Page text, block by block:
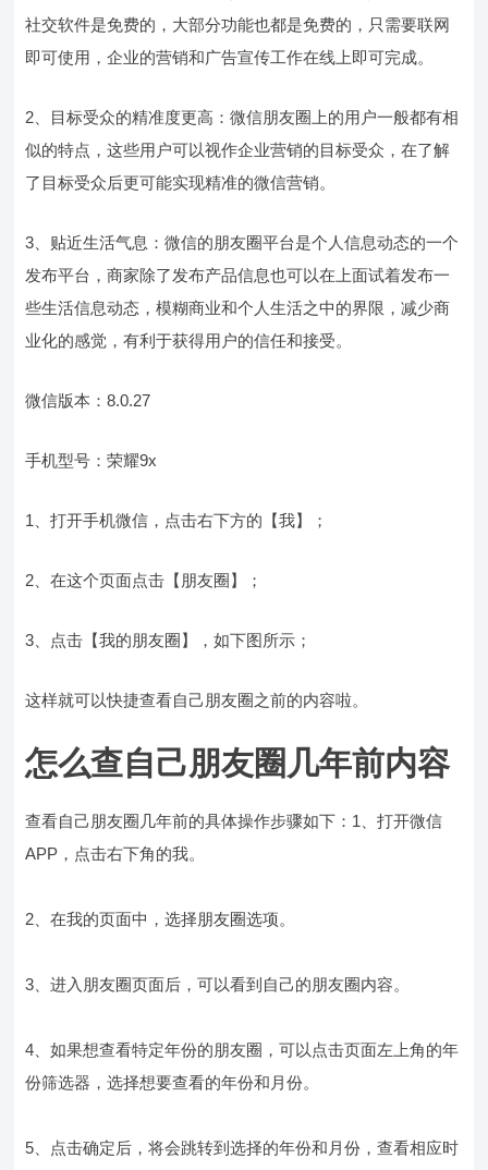
社交软件是免费的，大部分功能也都是免费的，只需要联网
即可使用，企业的营销和广告宣传工作在线上即可完成。
2、目标受众的精准度更高：微信朋友圈上的用户一般都有相
似的特点，这些用户可以视作企业营销的目标受众，在了解
了目标受众后更可能实现精准的微信营销。
3、贴近生活气息：微信的朋友圈平台是个人信息动态的一个
发布平台，商家除了发布产品信息也可以在上面试着发布一
些生活信息动态，模糊商业和个人生活之中的界限，减少商
业化的感觉，有利于获得用户的信任和接受。
微信版本：8.0.27
手机型号：荣耀9x
1、打开手机微信，点击右下方的【我】；
2、在这个页面点击【朋友圈】；
3、点击【我的朋友圈】，如下图所示；
这样就可以快捷查看自己朋友圈之前的内容啦。
怎么查自己朋友圈几年前内容
查看自己朋友圈几年前的具体操作步骤如下：1、打开微信
APP，点击右下角的我。
2、在我的页面中，选择朋友圈选项。
3、进入朋友圈页面后，可以看到自己的朋友圈内容。
4、如果想查看特定年份的朋友圈，可以点击页面左上角的年
份筛选器，选择想要查看的年份和月份。
5、点击确定后，将会跳转到选择的年份和月份，查看相应时